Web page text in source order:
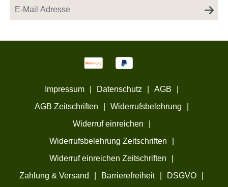
Impressum Datenschutz AGB
AGB Zeitschriften
Widerrufsbelehrung
Widerruf einreichen
Widerrufsbelehrung Zeitschriften
Widerruf einreichen Zeitschriften
Zahlung & Versand
Barrierefreiheit DSGVO